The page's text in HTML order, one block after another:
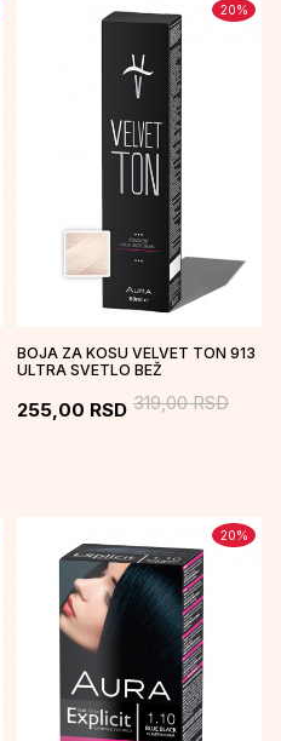
20%
BOJA ZA KOSU VELVET TON 913
ULTRA SVETLO BEŽ
255,00 RSD 319,00RSD
20%